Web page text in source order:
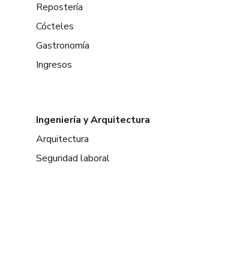
Repostería
Cócteles
Gastronomía
Ingresos
Ingeniería y Arquitectura
Arquitectura
Seguridad laboral